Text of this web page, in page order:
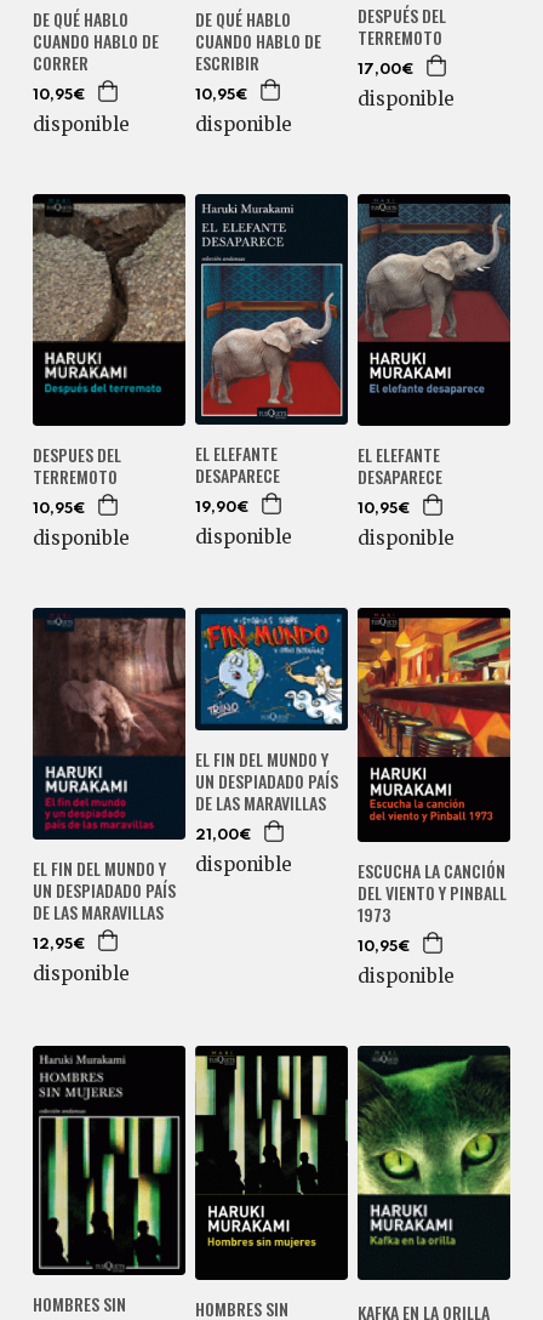
DE QUÉ HABLO
CUANDO HABLO DE
CORRER
10,95€
disponible
DE QUÉ HABLO
CUANDO HABLO DE
ESCRIBIR
10,95€
disponible
DESPUÉS DEL
TERREMOTO
17,00€
disponible
DESPUES DEL
TERREMOTO
10,95€
disponible
EL ELEFANTE
DESAPARECE
19,90€
disponible
EL ELEFANTE
DESAPARECE
10,95€
disponible
EL FIN DEL MUNDO Y
UN DESPIADADO PAÍS
DE LAS MARAVILLAS
12,95€
disponible
EL FIN DEL MUNDO Y
UN DESPIADADO PAÍS
DE LAS MARAVILLAS
21,00€
disponible
ESCUCHA LA CANCIÓN
DEL VIENTO Y PINBALL
1973
10,95€
disponible
HOMBRES SIN
HOMBRES SIN
KAFKA EN LA ORILLA